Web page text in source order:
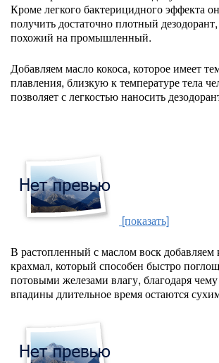
Кроме легкого бактерицидного эффекта
получить достаточно плотный
похожий на промышленный.
Добавляем масло кокоса, которое имеет
плавления, близкую к температуре тела
позволяет с легкостью наносить
[показать]
В растопленный с маслом воск добавляем
крахмал, который способен быстро
потовыми железами влагу, благодаря
впадины длительное время остаются